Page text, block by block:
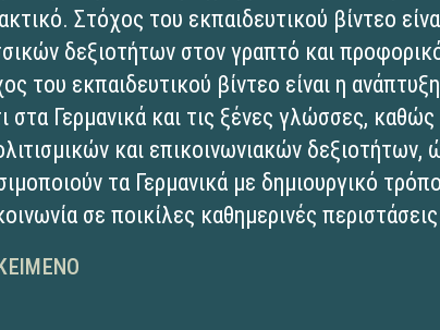
Στόχος του εκπαιδευτικού βίντεο
δεξιοτήτων στον γραπτό και
του εκπαιδευτικού βίντεο είναι η
στα Γερμανικά και τις ξένες γλώσσες, καθώς
και επικοινωνιακών δεξιοτήτων,
τα Γερμανικά με δημιουργικό
σε ποικίλες καθημερινές